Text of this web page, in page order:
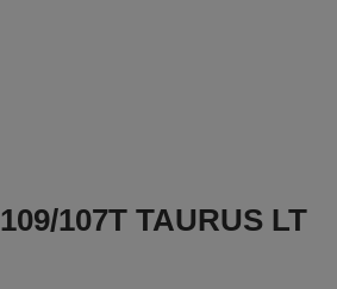
107T TAURUS LT